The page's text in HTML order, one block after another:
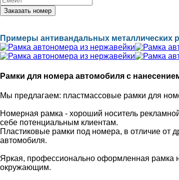
Примеры антивандальных металлических
Рамки для номера автомобиля с
Мы предлагаем: пластмассовые рамки для
Номерная рамка - хороший носитель
себе потенциальным клиентам.
Пластиковые рамки под номера, в отличие от
автомобиля.
Яркая, профессионально оформленная рамка
окружающим.